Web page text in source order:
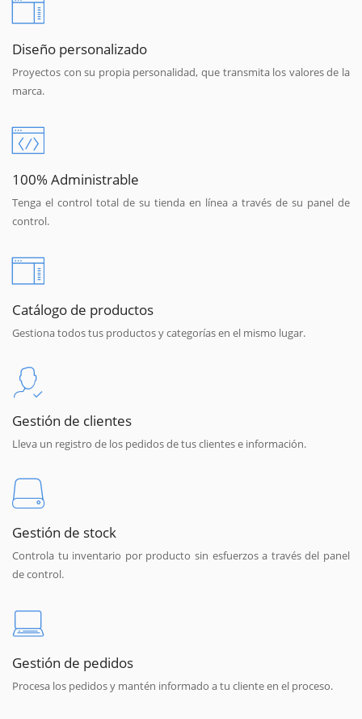
Diseño personalizado
Proyectos con su propia personalidad, que transmita los valores de la
marca.
100% Administrable
Tenga el control total de su tienda en línea a través de su panel de
control.
Catálogo de productos
Gestiona todos tus productos y categorías en el mismo lugar.
Gestión de clientes
Lleva un registro de los pedidos de tus clientes e información.
Gestión de stock
Controla tu inventario por producto sin esfuerzos a través del panel
de control.
Gestión de pedidos
Procesa los pedidos y mantén informado a tu cliente en el proceso.